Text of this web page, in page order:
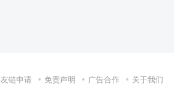
友链申请 免责声明 广告合作 关于我们